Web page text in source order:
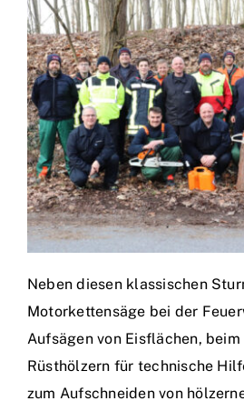
Neben diesen klassischen
Motorkettensäge bei der
Aufsägen von Eisflächen,
Rüsthölzern für technische
zum Aufschneiden von